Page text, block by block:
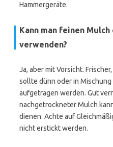
Hammergeräte.
Kann man feinen
verwenden?
Ja, aber mit Vorsicht.
sollte dünn oder in
aufgetragen werden. Gut
nachgetrockneter Mulch
dienen. Achte auf
nicht erstickt werden.